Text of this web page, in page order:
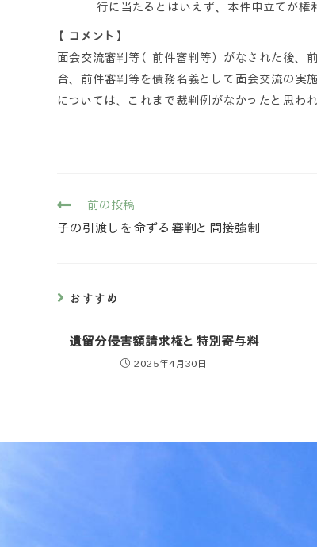
行に当たるとはいえず、本件申立てが権
【コメント】
面会交流審判等（前件審判等）がなされた後、
合、前件審判等を債務名義として面会交流の実
については、これまで裁判例がなかったと思わ
前の投稿
子の引渡しを命ずる審判と間接強制
おすすめ
遺留分侵害額請求権と特別寄与料
2025年4月30日